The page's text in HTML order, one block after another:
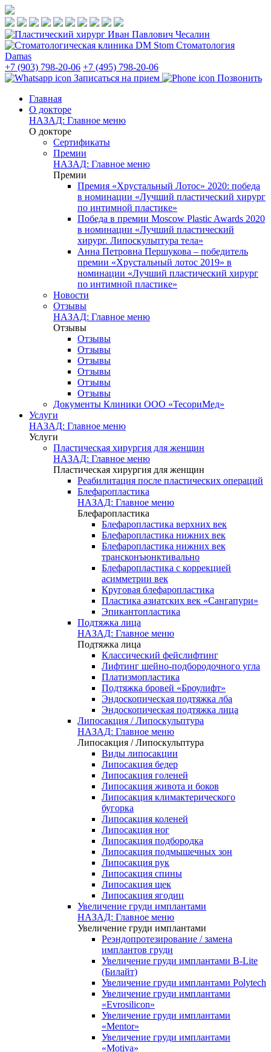
Стоматология
Damas
+7 (903) 798-20-06 +7 (495) 798-20-06
Записаться на прием
Позвонить
Главная
О докторе
НАЗАД: Главное меню
О докторе
Сертификаты
Премии
НАЗАД: Главное меню
Премии
Премия «Хрустальный Лотос» 2020: победа
в номинации «Лучший пластический хирург
по интимной пластике»
Победа в премии Moscow Plastic Awards 2020
в номинации «Лучший пластический
хирург. Липоскульптура тела»
Анна Петровна Першукова – победитель
премии «Хрустальный лотос 2019» в
номинации «Лучший пластический хирург
по интимной пластике»
Новости
Отзывы
НАЗАД: Главное меню
Отзывы
Отзывы
Отзывы
Отзывы
Отзывы
Отзывы
Отзывы
Документы Клиники ООО «ТесориМед»
Услуги
НАЗАД: Главное меню
Услуги
Пластическая хирургия для женщин
НАЗАД: Главное меню
Пластическая хирургия для женщин
Реабилитация после пластических операций
Блефаропластика
НАЗАД: Главное меню
Блефаропластика
Блефаропластика верхних век
Блефаропластика нижних век
Блефаропластика нижних век
трансконъюнктивально
Блефаропластика с коррекцией
асимметрии век
Круговая блефаропластика
Пластика азиатских век «Сангапури»
Эпикантопластика
Подтяжка лица
НАЗАД: Главное меню
Подтяжка лица
Классический фейслифтинг
Лифтинг шейно-подбородочного угла
Платизмопластика
Подтяжка бровей «Броулифт»
Эндоскопическая подтяжка лба
Эндоскопическая подтяжка лица
Липосакция / Липоскульптура
НАЗАД: Главное меню
Липосакция / Липоскульптура
Виды липосакции
Липосакция бедер
Липосакция голеней
Липосакция живота и боков
Липосакция климактерического
бугорка
Липосакция коленей
Липосакция ног
Липосакция подбородка
Липосакция подмышечных зон
Липосакция рук
Липосакция спины
Липосакция щек
Липосакция ягодиц
Увеличение груди имплантами
НАЗАД: Главное меню
Увеличение груди имплантами
Реэндопротезирование / замена
имплантов груди
Увеличение груди имплантами B-Lite
(Билайт)
Увеличение груди имплантами Polytech
Увеличение груди имплантами
«Evrosilicon»
Увеличение груди имплантами
«Mentor»
Увеличение груди имплантами
«Motiva»